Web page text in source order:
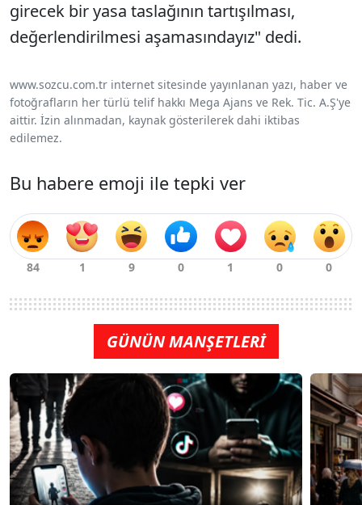
girecek bir yasa taslağının tartışılması,
değerlendirilmesi aşamasındayız" dedi.
www.sozcu.com.tr internet sitesinde yayınlanan yazı, haber ve
fotoğrafların her türlü telif hakkı Mega Ajans ve Rek. Tic. A.Ş'ye
aittir. İzin alınmadan, kaynak gösterilerek dahi iktibas
edilemez.
Bu habere emoji ile tepki ver
GÜNÜN MANŞETLERİ